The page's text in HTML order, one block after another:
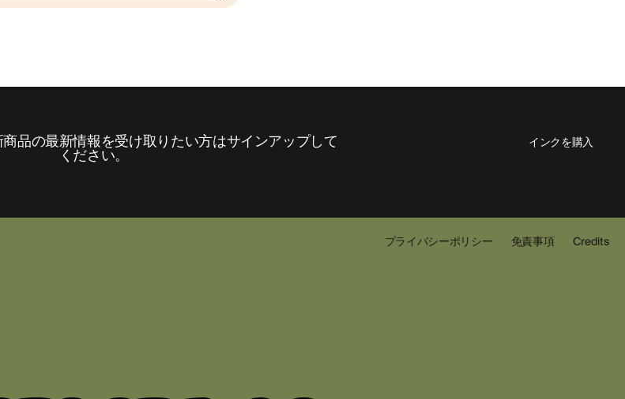
品の最新情報を受け取りたい方はサインアップして
ください。
インクを購入
プライバシーポリシー 免責事項 Credits